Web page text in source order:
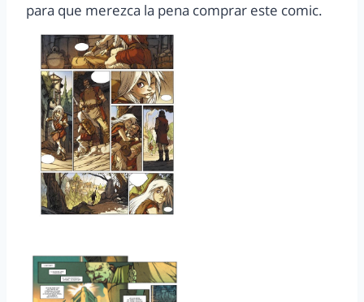
para que merezca la pena comprar este comic.